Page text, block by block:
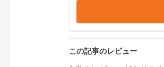
この記事のレビュー